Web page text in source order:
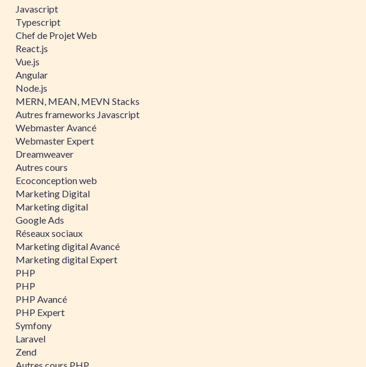
Javascript
Typescript
Chef de Projet Web
React.js
Vue.js
Angular
Node.js
MERN, MEAN, MEVN Stacks
Autres frameworks Javascript
Webmaster Avancé
Webmaster Expert
Dreamweaver
Autres cours
Ecoconception web
Marketing Digital
Marketing digital
Google Ads
Réseaux sociaux
Marketing digital Avancé
Marketing digital Expert
PHP
PHP
PHP Avancé
PHP Expert
Symfony
Laravel
Zend